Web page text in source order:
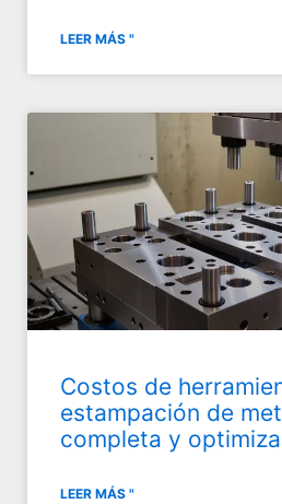
LEER MÁS "
Costos de
estampación de
completa y
LEER MÁS "